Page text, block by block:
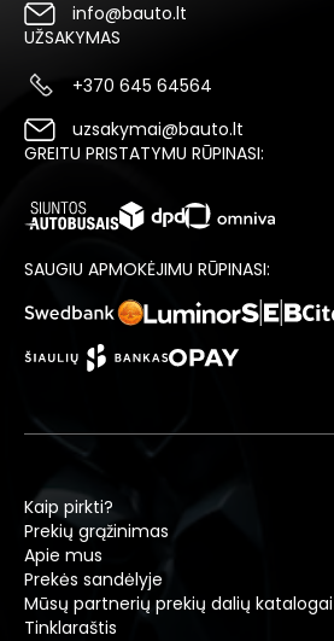
info@bauto.lt
UŽSAKYMAS
+370 645 64564
uzsakymai@bauto.lt
GREITU PRISTATYMU RŪPINASI:
SAUGIU APMOKĖJIMU RŪPINASI:
Kaip pirkti?
Prekių grąžinimas
Apie mus
Prekės sandėlyje
Mūsų partnerių prekių dalių katalogai
Tinklaraštis